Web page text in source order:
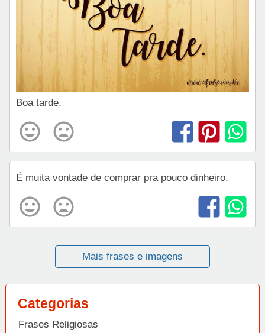
Boa tarde.
É muita vontade de comprar pra pouco dinheiro.
Mais frases e imagens
Categorias
Frases Religiosas